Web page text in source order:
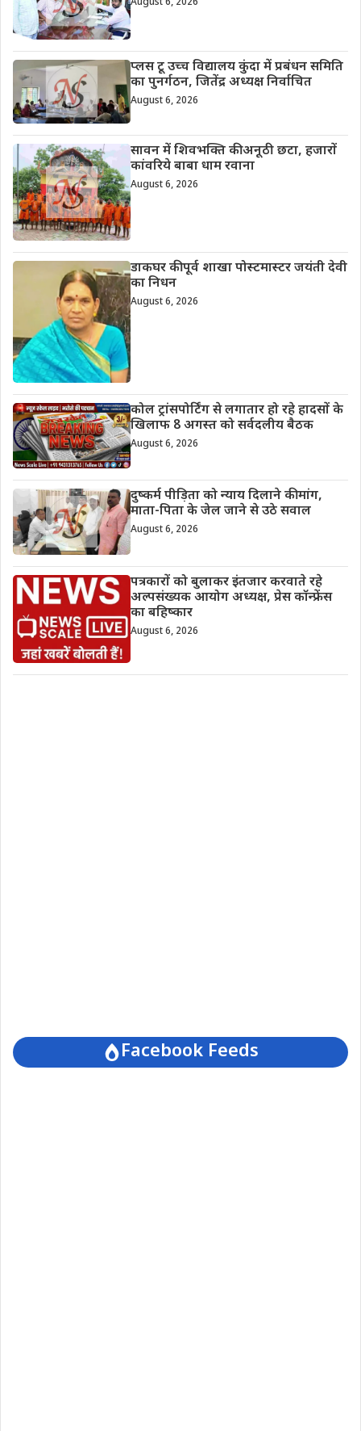
August 6, 2026
प्लस टू उच्च विद्यालय कुंदा में प्रबंधन समिति
का पुनर्गठन, जितेंद्र अध्यक्ष निर्वाचित
August 6, 2026
सावन में शिवभक्ति की अनूठी छटा, हजारों
कांवरिये बाबा धाम रवाना
August 6, 2026
डाकघर की पूर्व शाखा पोस्टमास्टर जयंती देवी
का निधन
August 6, 2026
कोल ट्रांसपोर्टिंग से लगातार हो रहे हादसों के
खिलाफ 8 अगस्त को सर्वदलीय बैठक
August 6, 2026
दुष्कर्म पीड़िता को न्याय दिलाने की मांग,
माता-पिता के जेल जाने से उठे सवाल
August 6, 2026
पत्रकारों को बुलाकर इंतजार करवाते रहे
अल्पसंख्यक आयोग अध्यक्ष, प्रेस कॉन्फ्रेंस
का बहिष्कार
August 6, 2026
Facebook Feeds